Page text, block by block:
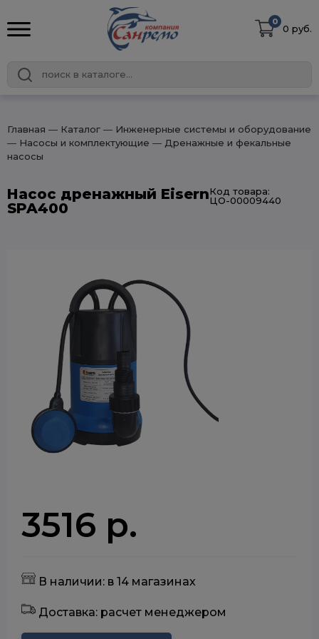
0
0 руб.
Главная ― Каталог ― Инженерные системы и оборудование
― Насосы и комплектующие ― Дренажные и фекальные
насосы
Насос дренажный Eisern
SPA400
Код товара:
ЦО-00009440
3516 р.
В наличии: в 14 магазинах
Доставка: расчет менеджером